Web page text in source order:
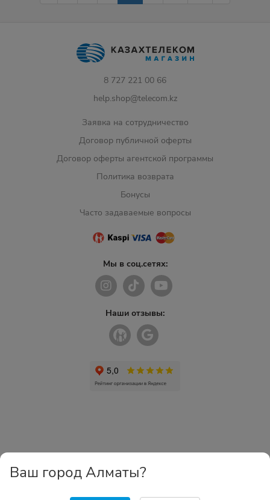
8 727 221 00 66
help.shop@telecom.kz
Заявка на сотрудничество
Договор публичной оферты
Договор оферты агентской программы
Политика возврата
Бонусы
Часто задаваемые вопросы
Мы в соц.сетях:
Наши отзывы:
Ваш город Алматы?